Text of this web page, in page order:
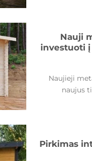
Nauji
investuoti į
Naujieji
naujus
Pirkimas